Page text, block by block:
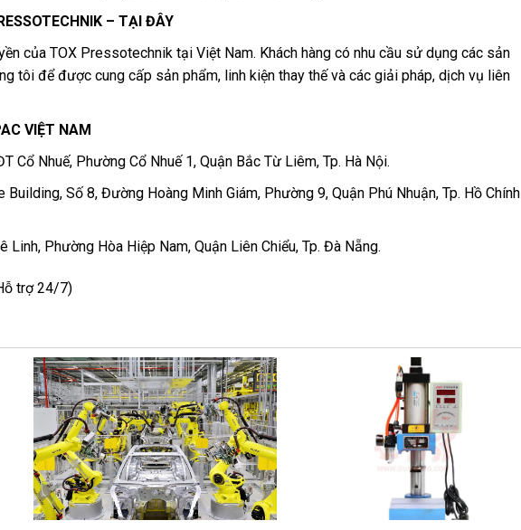
– TẠI ĐÂY
của TOX Pressotechnik tại Việt Nam. Khách hàng có nhu cầu sử dụng các sản
tôi để được cung cấp sản phẩm, linh kiện thay thế và các giải pháp, dịch vụ liên
VIỆT NAM
Cổ Nhuế, Phường Cổ Nhuế 1, Quận Bắc Từ Liêm, Tp. Hà Nội.
Số 8, Đường Hoàng Minh Giám, Phường 9, Quận Phú Nhuận, Tp. Hồ Chính
Phường Hòa Hiệp Nam, Quận Liên Chiểu, Tp. Đà Nẵng.
trợ 24/7)